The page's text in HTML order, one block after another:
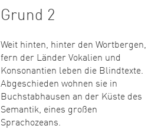
Grund 2
Weit hinten, hinter den Wortbergen,
fern der Länder Vokalien und
Konsonantien leben die Blindtexte.
Abgeschieden wohnen sie in
Buchstabhausen an der Küste des
Semantik, eines großen
Sprachozeans.